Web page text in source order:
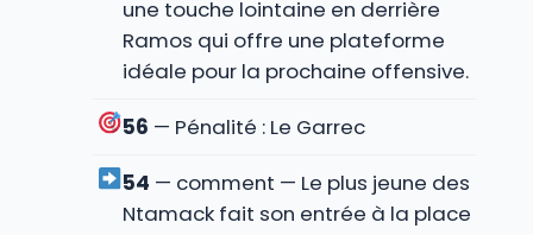
une touche lointaine en derrière
Ramos qui offre une plateforme
idéale pour la prochaine offensive.
56 — Pénalité : Le Garrec
54 — comment — Le plus jeune des
Ntamack fait son entrée à la place